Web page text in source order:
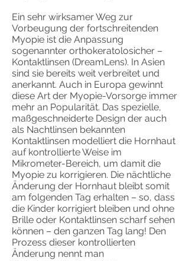
Ein sehr wirksamer Weg zur
Vorbeugung der fortschreitenden
Myopie ist die Anpassung
sogenannter orthokeratolosicher –
Kontaktlinsen (DreamLens). In Asien
sind sie bereits weit verbreitet und
anerkannt. Auch in Europa gewinnt
diese Art der Myopie-Vorsorge immer
mehr an Popularität. Das spezielle,
maßgeschneiderte Design der auch
als Nachtlinsen bekannten
Kontaktlinsen modelliert die Hornhaut
auf kontrollierte Weise im
Mikrometer-Bereich, um damit die
Myopie zu korrigieren. Die nächtliche
Änderung der Hornhaut bleibt somit
am folgenden Tag erhalten – so, dass
die Kinder korrigiert bleiben und ohne
Brille oder Kontaktlinsen scharf sehen
können – den ganzen Tag lang! Den
Prozess dieser kontrollierten
Änderung nennt man